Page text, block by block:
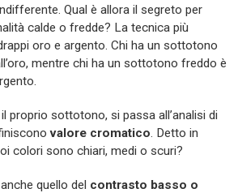
Qual è allora il segreto per
calde o fredde? La tecnica più
oro e argento. Chi ha un sottotono
mentre chi ha un sottotono freddo è
proprio sottotono, si passa all’analisi di
valore cromatico. Detto in
colori sono chiari, medi o scuri?
quello del contrasto basso o